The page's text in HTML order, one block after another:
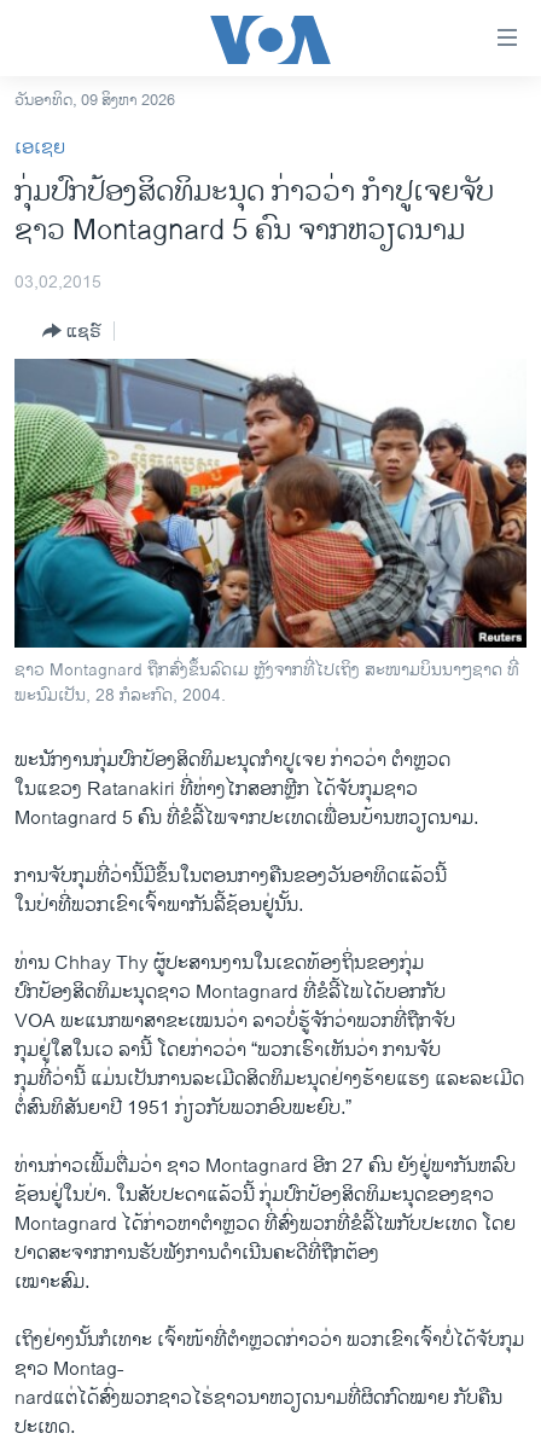
ເຂົ້າ
ຫາ
ຂ້າມ
ຂ້າມ
ຂ້າມ
ຫາ
ລາວ
ອາເມຣິກາ
ຂ່າວ​ຈີນ
ໂລກ
ອິດສະຫຼະພາບດ້ານການຂ່າວ
ຊີວິດຊາວລາວ
ຊຸມຊົນຊາວລາວ
ວິທະຍາສາດ-ເທັກໂນໂລຈີ
ທຸລະກິດ
ພາສາອັງກິດ
ວີດີໂອ
ລາຍການກະຈາຍສຽງ
ລາຍງານ
ຕິດຕາມພວກເຮົາ ທີ່
ພາສາຕ່າງໆ
ວັນອາທິດ, 09 ສິງຫາ 2026
ເອເຊຍ
​ກຸ່ມປົກປ້ອງສິດທິ​ມະນຸດ ກ່າວວ່າ ກຳປູເຈຍຈັບ
ຊາວ Montagnard 5 ຄົນ ຈາກຫວຽດນາມ
03,02,2015
ແຊຣ໌
ຊາວ Montagnard ຖືກສົ່ງຂຶ້ນລົດເມ ຫຼັງຈາກທີ່ໄປເຖິງ ສະໜາມບິນນາໆຊາດ ທີ່
ພະນົມເປັນ, 28 ກໍລະກົດ, 2004.
ພະນັກງານ​ກຸ່ມປົກປ້ອງ​ສິດທິ​ມະນຸດກຳປູ​ເຈຍ ກ່າວ​ວ່າ ຕຳຫຼວດ
​ໃນແຂວງ Ratanakiri ທີ່​ຫ່າງ​ໄກ​ສອກຫຼີກ ​ໄດ້ຈັບ​ກຸມຊາວ
Montagnard 5 ຄົນ ທີ່​ຂໍລີ້ໄພຈາກ​ປະ​ເທດ​ເພື່ອນ​ບ້ານ​ຫວຽດນາມ.
ການ​ຈັບ​ກຸມ​ທີ່​ວ່າ​ນີ້​ມີ​ຂຶ້ນໃນ​ຕອນ​ກາງຄືນ​ຂອງ​ວັນ​ອາທິດ​ແລ້ວ​ນີ້
ໃນ​ປ່າທີ່​ພວກ​ເຂົາ​ເຈົ້າ​ພາກັນລີ້​ຊ້ອນ​ຢູ່​ນັ້ນ.
ທ່ານ Chhay Thy ຜູ້​ປະສານ​ງານ​ໃນ​ເຂດ​ທ້ອງ​ຖິ່ນຂອງ​ກຸ່ມ
ປົກປ້ອງສິດທິ​ມະນຸດຊາວ Montagnard ​ທີ່ຂໍລີ້ໄພໄດ້​ບອກ​ກັບ
VOA ພະ​ແນ​ກພາສາ​ຂະ​ເໝນວ່າ ລາວ​ບໍ່​ຮູ້ຈັກວ່າ​ພວກ​ທີ່​ຖືກ​ຈັບ
​ກຸມ​ຢູ່ໃສໃນເວ ລານີ້ ​ໂດຍ​ກ່າວ​ວ່າ “ພວກ​ເຮົາ​ເຫັນ​ວ່າ ​ການ​ຈັບ
​ກຸມ​ທີ່​ວ່າ​ນີ້ ​ແມ່ນ​ເປັນ​ການລະ​ເມີດ​ສິດ​ທິມະນຸດຢ່າງ​ຮ້າຍ​ແຮງ ​ແລ​ະລະເມີດ
ຕໍ່ສົນທິສັນຍາ​ປີ 1951 ກ່ຽວ​ກັບ​ພວກອົບ​ພະຍົບ.”
ທ່ານ​ກ່າວ​ເພີ້​ມຕື່ມ​ວ່າ ຊາວ Montagnard ອີກ 27 ຄົນ ຍັງ​ຢູ່ພາກັນຫ​ລົບ​
ຊ້ອນ​ຢູ່ໃນ​ປ່າ​. ໃນສັບປະດາ​ແລ້ວ​ນີ້ ກຸ່ມ​ປົກປ້ອງສິດທິມະນຸດຂອງຊາວ
Montagnard ໄດ້ກ່າວຫາ​ຕຳຫຼວດ ທີ່​ສົ່ງ​ພວກທີ່​ຂໍ​ລີ້​ໄພ​ກັບປະ​ເທດ ​ໂດຍ​
ປາດ​ສະ​ຈາກ​ການ​ຮັບ​ຟັງ​ການ​ດຳ​ເນີນ​ຄະດີ​ທີ່ຖືກຕ້ອງ
ເໝາະສົມ.
ເຖິງ​ຢ່າງ​ນັ້ນ​ກໍ​ເທາະ ເຈົ້າ​ໜ້າ​ທີ່​ຕຳຫຼວດກ່າວ​ວ່າ ພວກ​ເຂົາ​ເຈົ້າ​ບໍ່​ໄດ້​ຈັບ​ກຸມ
ຊາວ Montag-
nard​ແຕ່ໄດ້​ສົ່ງພວກ​ຊາວໄຮ່ຊາວນາຫວຽດນາມທີ່​ຜິດ​ກົດໝາຍ​ ກັບຄືນ
ປະເທດ. ​